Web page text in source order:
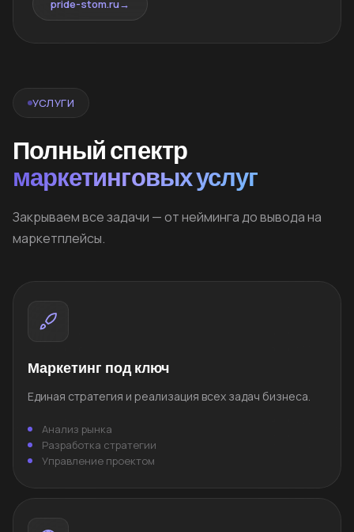
pride-stom.ru→
УСЛУГИ
Полный спектр
маркетинговых услуг
Закрываем все задачи — от нейминга до вывода на
маркетплейсы.
Маркетинг под ключ
Единая стратегия и реализация всех задач бизнеса.
Анализ рынка
Разработка стратегии
Управление проектом